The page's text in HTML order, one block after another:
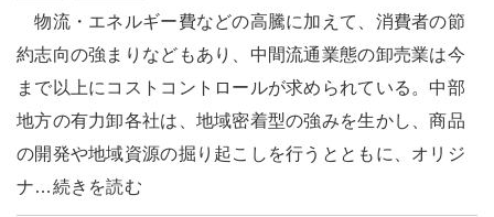
物流・エネルギー費などの高騰に加えて、消費者の節
約志向の強まりなどもあり、中間流通業態の卸売業は今
まで以上にコストコントロールが求められている。中部
地方の有力卸各社は、地域密着型の強みを生かし、商品
の開発や地域資源の掘り起こしを行うとともに、オリジ
ナ…続きを読む